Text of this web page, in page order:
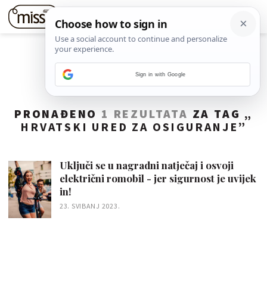
PRONAĐENO 1 REZULTATA ZA TAG „
HRVATSKI URED ZA OSIGURANJE ”
Uključi se u nagradni natječaj i osvoji
električni romobil - jer sigurnost je uvijek
in!
23. SVIBANJ 2023.
Sign in with Google